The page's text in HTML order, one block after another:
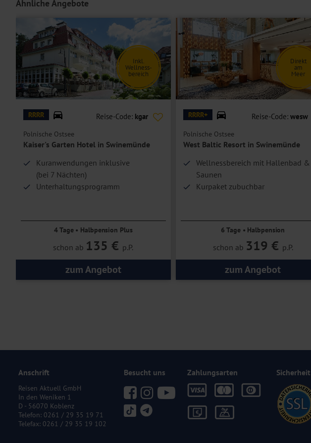
DieAppartementssind größer und verfügen über ein zusätzliches Zimmer. Sie bieten Platz für bis
Einzelzimmer sind Doppelzimmer zur Einzelbelegung
bieten, bei gleicher Ausstattung
Schlafmöglichkeit für eine Person.
Hoteleinrichtungen und Zimmerausstattung teilweise gegen Gebühr.
Ähnliche Angebote
© Kaiser's Garten Hotel
Inkl.
Wellness-
bereich
RRRR Reise-Code: kgar
Polnische Ostsee
Kaiser's Garten Hotel in Swinemünde
Kuranwendungen inklusive
(bei 7 Nächten)
Unterhaltungsprogramm
4 Tage • Halbpension Plus
schon ab 135 € p.P.
zum Angebot
© West Baltic Resort
Direkt
am
Meer
RRRR+ Reise-Code: wesw
Polnische Ostsee
West Baltic Resort in Swinemünde
Wellnessbereich mit Hallenbad &
Saunen
Kurpaket zubuchbar
6 Tage • Halbpension
schon ab 319 € p.P.
zum Angebot
Anschrift
Reisen Aktuell GmbH
In den Weniken 1
D - 56070 Koblenz
Telefon: 0261 / 29 35 19 71
Telefax: 0261 / 29 35 19 102
Besucht uns Zahlungsarten Sicherheit